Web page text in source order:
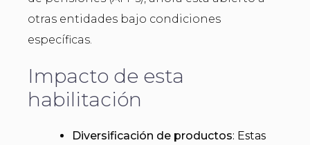
otras entidades bajo condiciones
específicas.
Impacto de esta
habilitación
Diversificación de productos: Estas